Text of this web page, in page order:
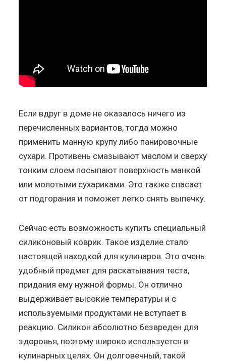
Если вдруг в доме не оказалось ничего из
перечисленных вариантов, тогда можно
применить манную крупу либо панировочные
сухари. Противень смазывают маслом и сверху
тонким слоем посыпают поверхность манкой
или молотыми сухариками. Это также спасает
от подгорания и поможет легко снять выпечку.
Сейчас есть возможность купить специальный
силиконовый коврик. Такое изделие стало
настоящей находкой для кулинаров. Это очень
удобный предмет для раскатывания теста,
придания ему нужной формы. Он отлично
выдерживает высокие температуры и с
используемыми продуктами не вступает в
реакцию. Силикон абсолютно безвреден для
здоровья, поэтому широко используется в
кулинарных целях. Он долговечный, такой